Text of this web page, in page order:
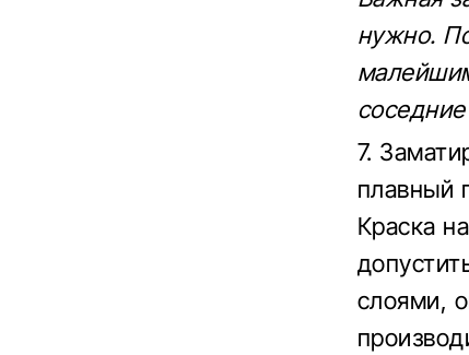
нужно.
7.
плавный
Краска
слоями,